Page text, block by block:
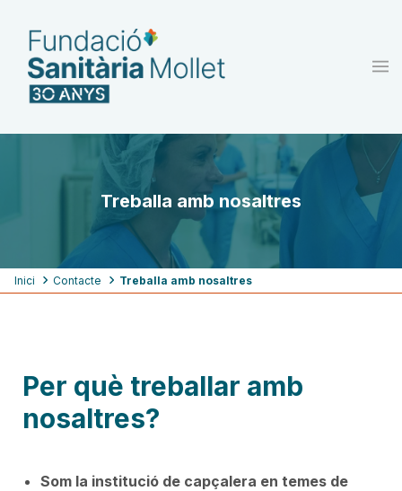
contingut
Treballa amb nosaltres
Fil
Inici Contacte Treballa amb nosaltres
Per què treballar amb
nosaltres?
Som la institució de capçalera en temes de